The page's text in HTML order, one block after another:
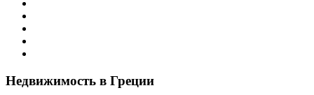
Недвижимость в Греции